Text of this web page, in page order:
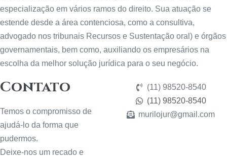
especialização em vários ramos do direito. Sua atuação se
estende desde a área contenciosa, como a consultiva,
advogado nos tribunais Recursos e Sustentação oral) e órgãos
governamentais, bem como, auxiliando os empresários na
escolha da melhor solução jurídica para o seu negócio.
Contato
Temos o compromisso de
ajudá-lo da forma que
pudermos.
Deixe-nos um recado e
(11) 98520-8540
(11) 98520-8540
murilojur@gmail.com